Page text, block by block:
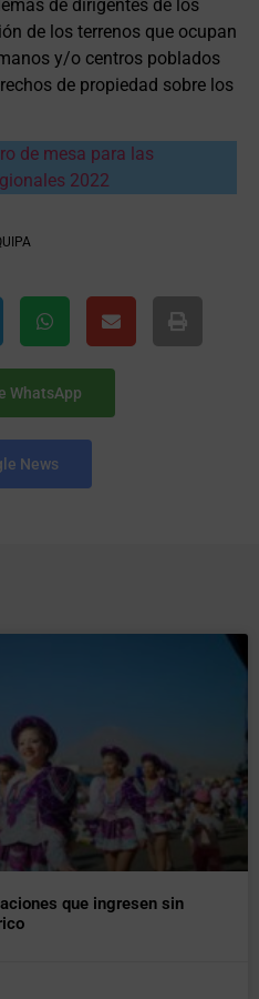
de dirigentes de los
de los terrenos que ocupan
y/o centros poblados
de propiedad sobre los
de mesa para las
2022
WhatsApp
News
que ingresen sin